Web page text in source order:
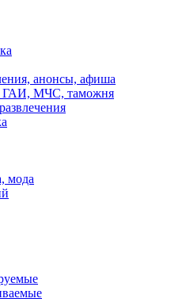
анонсы, афиша
МЧС, таможня
мода